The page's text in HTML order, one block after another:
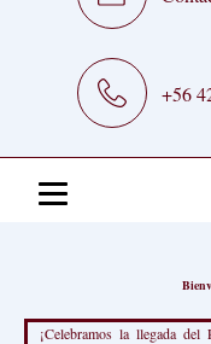
+56
¡Celebramos la llegada